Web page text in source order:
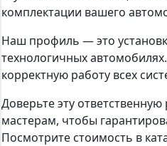
комплектации вашего
Наш профиль — это
технологичных
корректную работу всех
Доверьте эту
мастерам, чтобы
Посмотрите стоимость в